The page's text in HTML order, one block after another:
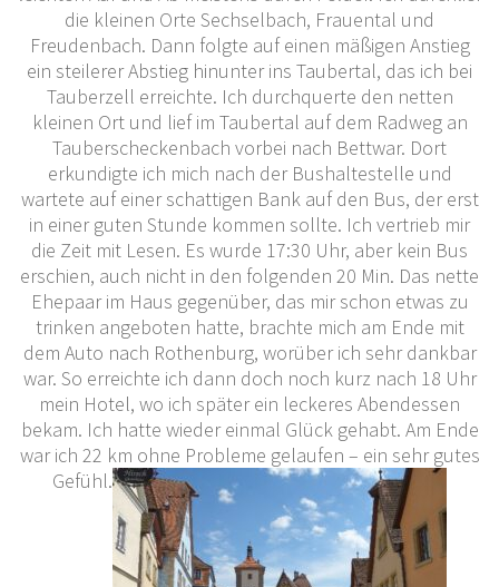
die kleinen Orte Sechselbach, Frauental und
Freudenbach. Dann folgte auf einen mäßigen Anstieg
ein steilerer Abstieg hinunter ins Taubertal, das ich bei
Tauberzell erreichte. Ich durchquerte den netten
kleinen Ort und lief im Taubertal auf dem Radweg an
Tauberscheckenbach vorbei nach Bettwar. Dort
erkundigte ich mich nach der Bushaltestelle und
wartete auf einer schattigen Bank auf den Bus, der erst
in einer guten Stunde kommen sollte. Ich vertrieb mir
die Zeit mit Lesen. Es wurde 17:30 Uhr, aber kein Bus
erschien, auch nicht in den folgenden 20 Min. Das nette
Ehepaar im Haus gegenüber, das mir schon etwas zu
trinken angeboten hatte, brachte mich am Ende mit
dem Auto nach Rothenburg, worüber ich sehr dankbar
war. So erreichte ich dann doch noch kurz nach 18 Uhr
mein Hotel, wo ich später ein leckeres Abendessen
bekam. Ich hatte wieder einmal Glück gehabt. Am Ende
war ich 22 km ohne Probleme gelaufen – ein sehr gutes
Gefühl.